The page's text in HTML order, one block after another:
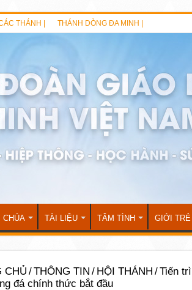
THÁNH | THÁNH DÒNG ĐA MINH |
CHÚA TÀI LIỆU TÂM TÌNH GIỚI TRẺ
CHỦ /THÔNG TIN / HỘI THÁNH /Tiến
đá chính thức bắt đầu